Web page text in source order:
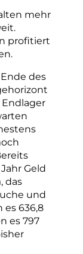
mehr
profitiert
des
Endlager
Geld
das
und
es 636,8
es 797